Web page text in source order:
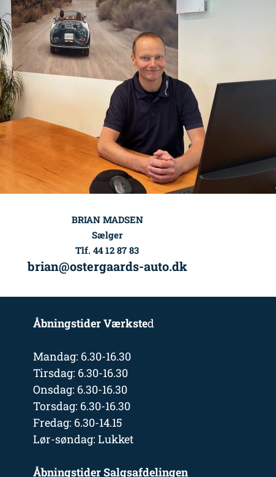
BRIAN MADSEN
Sælger
Tlf. 44 12 87 83
brian@ostergaards-auto.dk
Åbningstider Værksted
Mandag: 6.30-16.30
Tirsdag: 6.30-16.30
Onsdag: 6.30-16.30
Torsdag: 6.30-16.30
Fredag: 6.30-14.15
Lør-søndag: Lukket
Åbningstider Salgsafdelingen